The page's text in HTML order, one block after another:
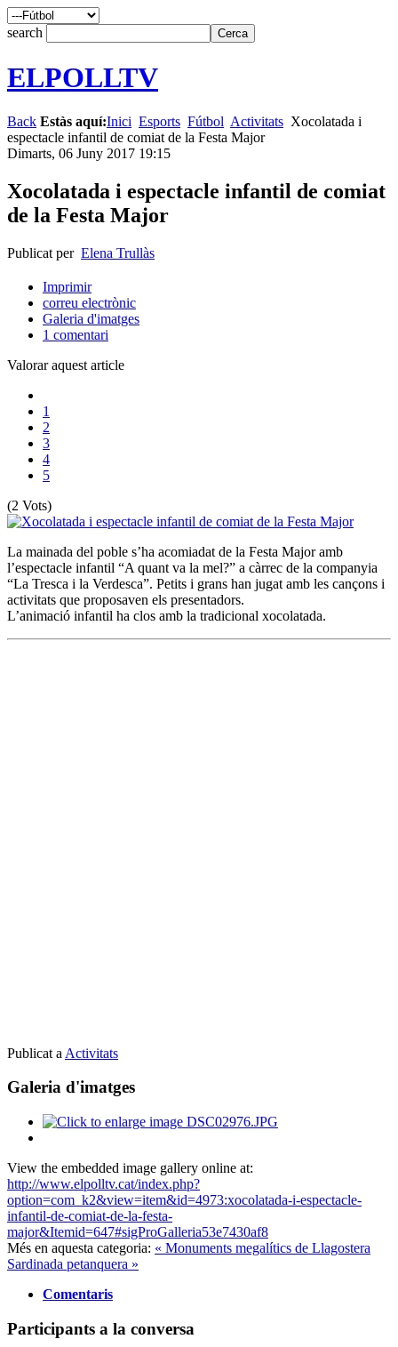
search
ELPOLLTV
Back Estàs aquí:Inici Esports Fútbol Activitats Xocolatada i
espectacle infantil de comiat de la Festa Major
Dimarts, 06 Juny 2017 19:15
Xocolatada i espectacle infantil de comiat
de la Festa Major
Publicat per Elena Trullàs
Imprimir
correu electrònic
Galeria d'imatges
1 comentari
Valorar aquest article
1
2
3
4
5
(2 Vots)
La mainada del poble s’ha acomiadat de la Festa Major amb
l’espectacle infantil “A quant va la mel?” a càrrec de la companyia
“La Tresca i la Verdesca”. Petits i grans han jugat amb les cançons i
activitats que proposaven els presentadors.
L’animació infantil ha clos amb la tradicional xocolatada.
Publicat a Activitats
Galeria d'imatges
View the embedded image gallery online at:
http://www.elpolltv.cat/index.php?
option=com_k2&view=item&id=4973:xocolatada-i-espectacle-
infantil-de-comiat-de-la-festa-
major&Itemid=647#sigProGalleria53e7430af8
Més en aquesta categoria: « Monuments megalítics de Llagostera
Sardinada petanquera »
Comentaris
Participants a la conversa